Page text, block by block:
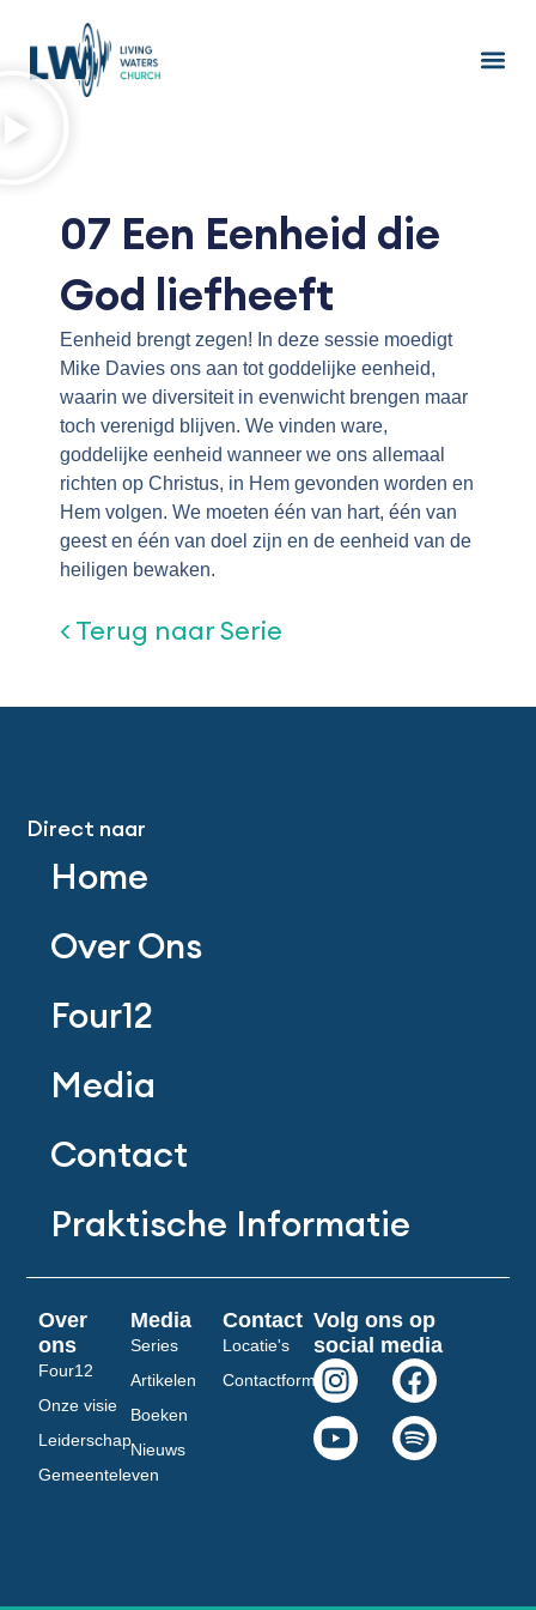
naar
07 Een Eenheid die
God liefheeft
Eenheid brengt zegen! In deze sessie moedigt
Mike Davies ons aan tot goddelijke eenheid,
waarin we diversiteit in evenwicht brengen maar
toch verenigd blijven. We vinden ware,
goddelijke eenheid wanneer we ons allemaal
richten op Christus, in Hem gevonden worden en
Hem volgen. We moeten één van hart, één van
geest en één van doel zijn en de eenheid van de
heiligen bewaken.
< Terug naar Serie
Direct naar
Home
Over Ons
Four12
Media
Contact
Praktische Informatie
Over
ons
Four12
Onze visie
Leiderschap
Gemeenteleven
Media
Series
Artikelen
Boeken
Nieuws
Contact
Locatie's
Contactformulier
Volg ons op
social media
I
n
s
t
F
a
c
e
Y
o
u
t
S
p
o
t